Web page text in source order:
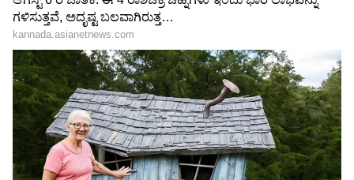
ಪಾಟೀಲ್; ಸಚಿವ ಸಂಪುಟ
ವಿಸ್ತರಣೆ ಪ್ರಹಸನಕ್ಕೆ ತೆರೆ!
ಮನಸ್ಸಿರಲಿಲ್ಲ: ಶಾಸಕ ಯತ್ನಾಳ
LATEST VIDEOS
"ರಾಜಕೀಯ ಬೇಡ, ಸಿನಿಮಾನೇ ಪ್ರಾಣ":
ಕನಕೋತ್ಸವದಲ್ಲಿ ರಿಷಬ್ ಶೆಟ್ಟಿ | Rishab
Shetty speech | Suvarna News
ಶೇ.50 ರಿಂದ ಶೇ.18 ಕ್ಕೆ TAX ಇಳಿಕೆ: ಮೋದಿ-